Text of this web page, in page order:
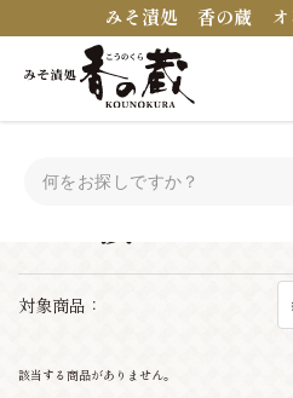
みそ漬処 香の蔵 オ
対象商品：
該当する商品がありません。